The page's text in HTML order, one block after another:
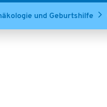
und Geburtshilfe